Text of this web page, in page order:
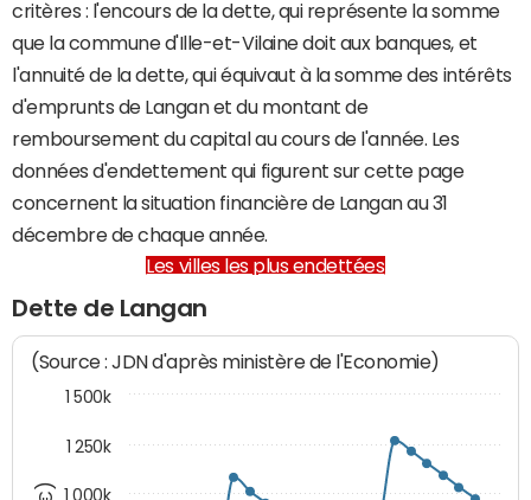
critères : l'encours de la dette, qui représente la somme
que la commune d'Ille-et-Vilaine doit aux banques, et
l'annuité de la dette, qui équivaut à la somme des intérêts
d'emprunts de Langan et du montant de
remboursement du capital au cours de l'année. Les
données d'endettement qui figurent sur cette page
concernent la situation financière de Langan au 31
décembre de chaque année.
Les villes les plus endettées
Dette de Langan
(Source : JDN d'après ministère de l'Economie)
1 000k
1 250k
1 500k